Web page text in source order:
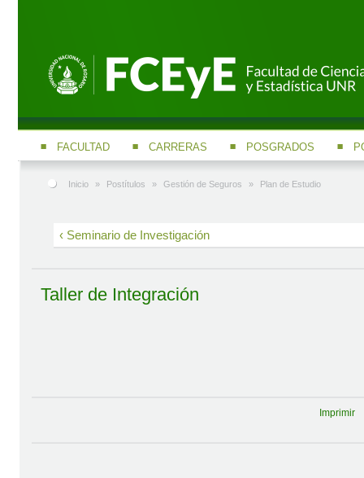
FACULTAD CARRERAS POSGRADOS
Inicio » Postítulos » Gestión de Seguros » Plan de Estudio
‹ Seminario de Investigación
Taller de Integración
Imprimir